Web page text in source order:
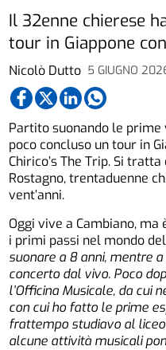
Nicolò Dutto 5 GIUGNO
Il 32enne chierese
tour in Giappone
Partito suonando le prime
poco concluso un tour in
Chirico’s The Trip. Si
Rostagno, trentaduenne
vent’anni.
Oggi vive a Cambiano,
i primi passi nel mondo
suonare a 8 anni, mentre
concerto dal vivo. Poco
l’Officina Musicale, da cui
con cui ho fatto le prime
frattempo studiavo al
alcune attività musicali